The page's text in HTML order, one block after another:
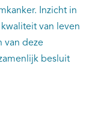
Inzicht in
van leven
van deze
besluit